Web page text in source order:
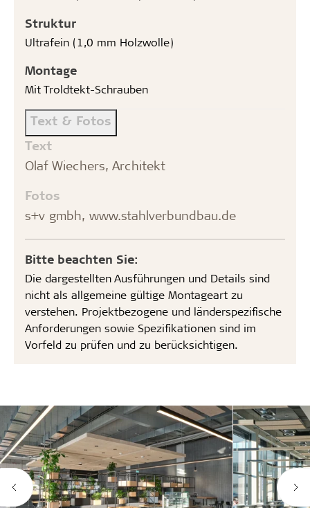
Struktur
Ultrafein (1,0 mm Holzwolle)
Montage
Mit Troldtekt-Schrauben
Text & Fotos
Text
Olaf Wiechers, Architekt
Fotos
s+v gmbh, www.stahlverbundbau.de
Bitte beachten Sie:
Die dargestellten Ausführungen und Details sind
nicht als allgemeine gültige Montageart zu
verstehen. Projektbezogene und länderspezifische
Anforderungen sowie Spezifikationen sind im
Vorfeld zu prüfen und zu berücksichtigen.